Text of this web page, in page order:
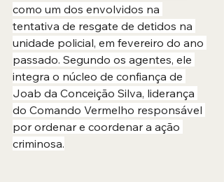
como um dos envolvidos na
tentativa de resgate de detidos na
unidade policial, em fevereiro do ano
passado. Segundo os agentes, ele
integra o núcleo de confiança de
Joab da Conceição Silva, liderança
do Comando Vermelho responsável
por ordenar e coordenar a ação
criminosa.